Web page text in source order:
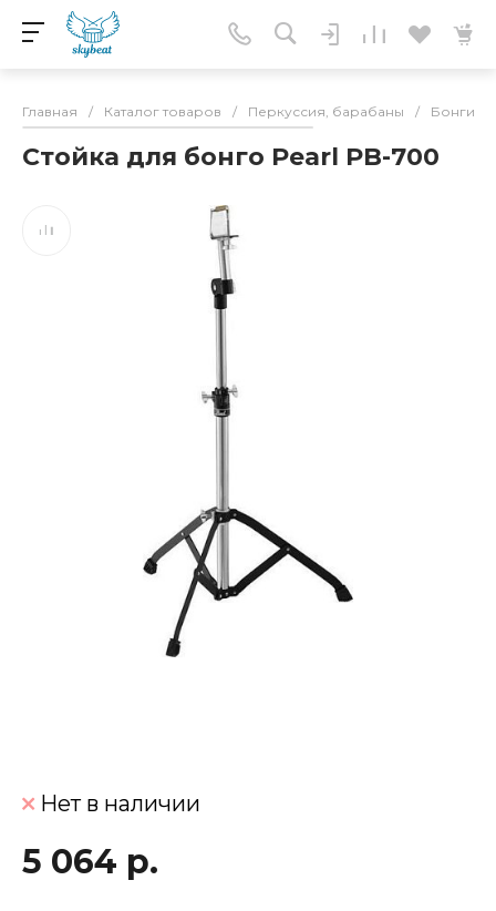
Главная / Каталог товаров / Перкуссия, барабаны / Бонги
Стойка для бонго Pearl PB-700
Нет в наличии
5 064 р.